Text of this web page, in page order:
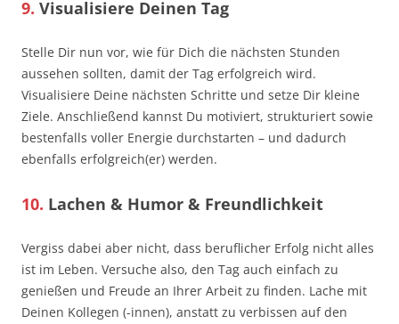
9. Visualisiere Deinen Tag
Stelle Dir nun vor, wie für Dich die nächsten Stunden
aussehen sollten, damit der Tag erfolgreich wird.
Visualisiere Deine nächsten Schritte und setze Dir kleine
Ziele. Anschließend kannst Du motiviert, strukturiert sowie
bestenfalls voller Energie durchstarten – und dadurch
ebenfalls erfolgreich(er) werden.
10. Lachen & Humor & Freundlichkeit
Vergiss dabei aber nicht, dass beruflicher Erfolg nicht alles
ist im Leben. Versuche also, den Tag auch einfach zu
genießen und Freude an Ihrer Arbeit zu finden. Lache mit
Deinen Kollegen (-innen), anstatt zu verbissen auf den